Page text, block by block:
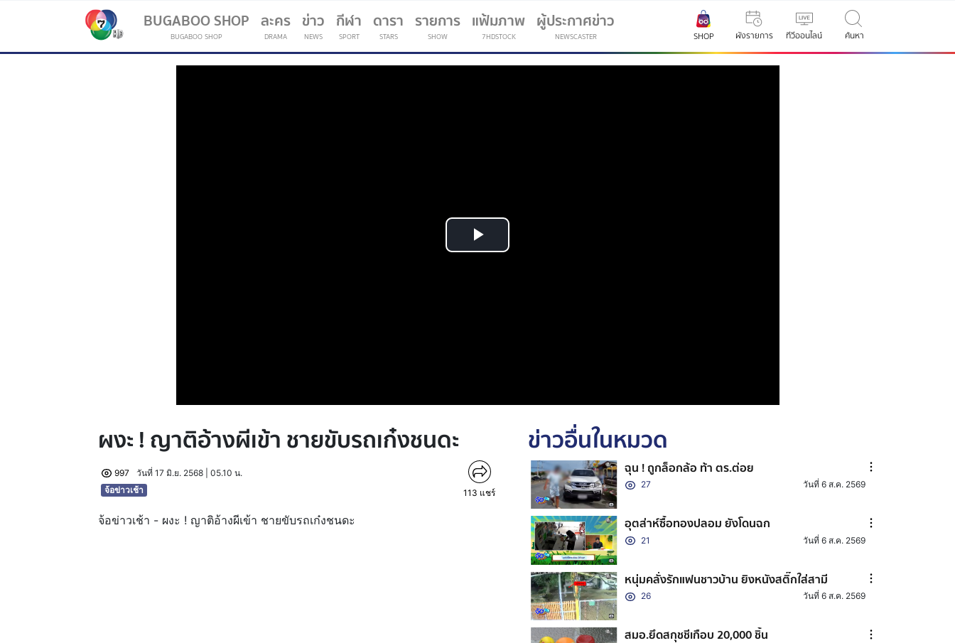
BUGABOO SHOP
BUGABOO SHOP
ละคร
DRAMA
ข่าว
NEWS
กีฬา
SPORT
(current)
ดารา
STARS
รายการ
SHOW
แฟ้มภาพ
7HDSTOCK
ผู้ประกาศข่าว
NEWSCASTER SHOP ผังรายการ ทีวีออนไลน์ ค้นหา
Play
ผงะ ! ญาติอ้างผีเข้า ชายขับรถเก๋งชนดะ
997
วันที่ 17 มิ.ย. 2568 | 05.10 น.
จ้อข่าวเช้า
113 แชร์
จ้อข่าวเช้า - ผงะ ! ญาติอ้างผีเข้า ชายขับรถเก๋งชนดะ
ข่าวอื่นในหมวด
ฉุน ! ถูกล็อกล้อ ท้า ตร.ต่อย
27 วันที่ 6 ส.ค. 2569
อุตส่าห์ซื้อทองปลอม ยังโดนฉก
21 วันที่ 6 ส.ค. 2569
หนุ่มคลั่งรักแฟนชาวบ้าน ยิงหนังสติ๊กใส่สามี
26 วันที่ 6 ส.ค. 2569
สมอ.ยึดสกุชชีเกือบ 20,000 ชิ้น